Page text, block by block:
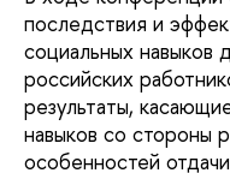
последствия и
социальных навыков
российских
результаты,
навыков со стороны
особенностей